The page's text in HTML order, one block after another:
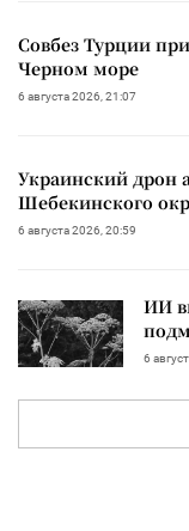
Совбез Турции
Черном море
6 августа 2026, 21:07
Украинский дрон
Шебекинского
6 августа 2026, 20:59
ИИ
6